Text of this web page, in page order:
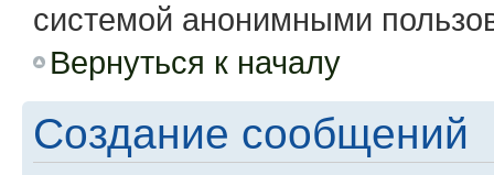
системой анонимными
Вернуться к началу
Создание сообщений